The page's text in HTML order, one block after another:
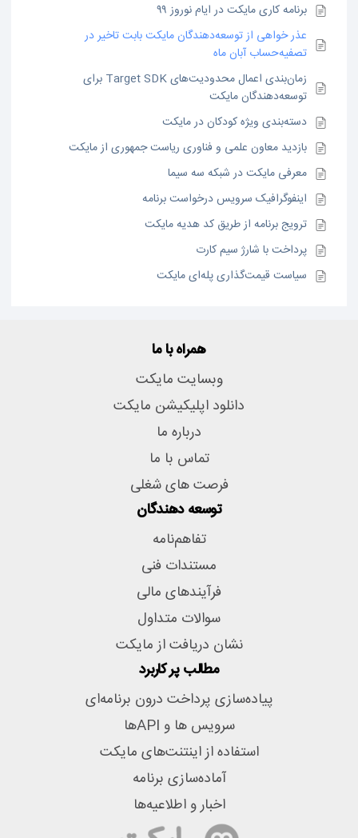
برنامه کاری مایکت در ایام نوروز ۹۹
عذر خواهی از توسعه‌دهندگان مایکت بابت تاخیر در
تصفیه‌حساب آبان ماه
زمان‌بندی اعمال محدودیت‌های Target SDK برای
توسعه‌دهندگان مایکت
دسته‌بندی ویژه کودکان در مایکت
بازدید معاون علمی و فناوری ریاست جمهوری از مایکت
معرفی مایکت در شبکه سه سیما
اینفوگرافیک سرویس درخواست برنامه
ترویج برنامه از طریق کد هدیه مایکت
پرداخت با شارژ سیم کارت
سیاست قیمت‌گذاری پله‌ای مایکت
همراه با ما
وبسایت مایکت
دانلود اپلیکیشن مایکت
درباره ما
تماس با ما
فرصت های شغلی
توسعه دهندگان
تفاهم‌نامه
مستندات فنی
فرآیندهای مالی
سوالات متداول
نشان دریافت از مایکت
مطالب پر کاربرد
پیاده‌سازی پرداخت درون برنامه‌ای
سرویس ها و APIها
استفاده از اینتنت‌های مایکت
آماده‌سازی برنامه
اخبار و اطلاعیه‌ها